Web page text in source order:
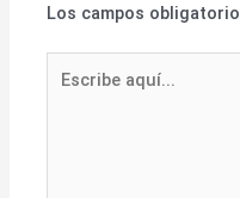
Los campos
aquí...